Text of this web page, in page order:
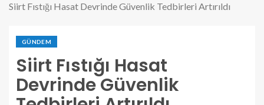
Siirt Fıstığı Hasat Devrinde Güvenlik Tedbirleri Artırıldı
GÜNDEM
Siirt Fıstığı Hasat
Devrinde Güvenlik